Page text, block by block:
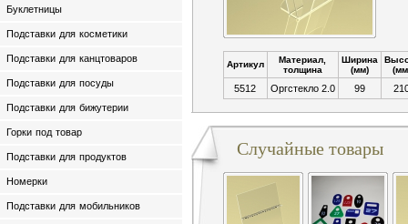
Буклетницы
Подставки для косметики
Подставки для канцтоваров
Подставки для посуды
Подставки для бижутерии
Горки под товар
Подставки для продуктов
Номерки
Подставки для мобильников
Артикул
Материал,
толщина
Ширина
(мм)
5512 Оргстекло 2.0 99
Случайные товары